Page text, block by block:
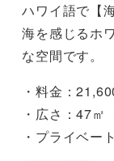
ハワイ語で【
海を感じるホ
な空間です。
・料金：
・広さ：47㎡
・プライベー